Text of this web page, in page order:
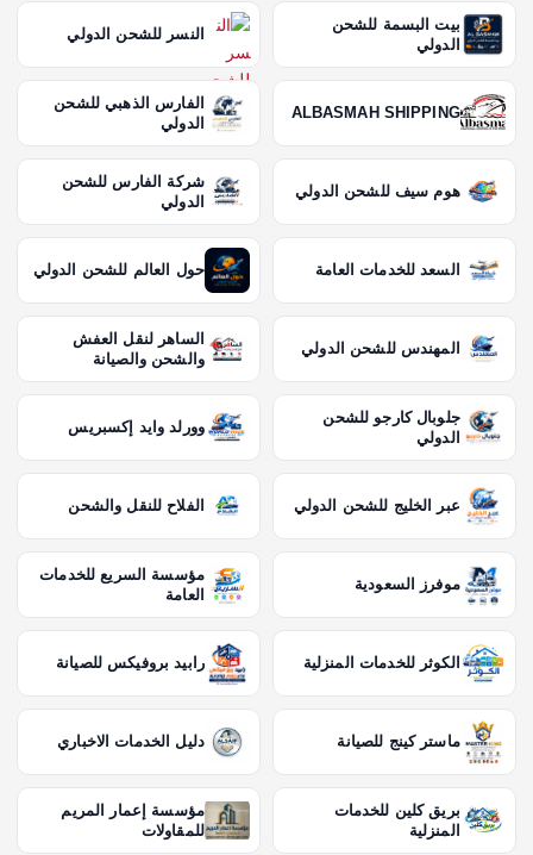
بيت البسمة للشحن
الدولي
النسر للشحن الدولي
ALBASMAH SHIPPING
الفارس الذهبي للشحن
الدولي
هوم سيف للشحن الدولي
شركة الفارس للشحن
الدولي
السعد للخدمات العامة حول العالم للشحن الدولي
المهندس للشحن الدولي
الساهر لنقل العفش
والشحن والصيانة
جلوبال كارجو للشحن
الدولي
وورلد وايد إكسبريس
عبر الخليج للشحن الدولي الفلاح للنقل والشحن
موفرز السعودية
مؤسسة السريع للخدمات
العامة
الكوثر للخدمات المنزلية رابيد بروفيكس للصيانة
ماستر كينج للصيانة دليل الخدمات الاخباري
بريق كلين للخدمات
المنزلية
مؤسسة إعمار المريم
للمقاولات